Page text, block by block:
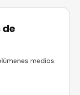
medios.